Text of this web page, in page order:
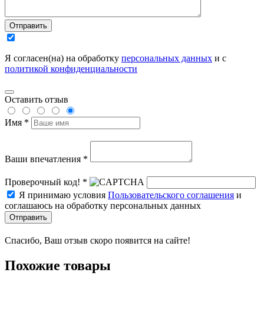
Отправить
Я согласен(на) на обработку персональных данных и с
политикой конфиденциальности
Оставить отзыв
Имя *
Ваши впечатления *
Проверочный код! *
Я принимаю условия Пользовательского соглашения и
соглашаюсь на обработку персональных данных
Отправить
Спасибо, Ваш отзыв скоро появится на сайте!
Похожие товары